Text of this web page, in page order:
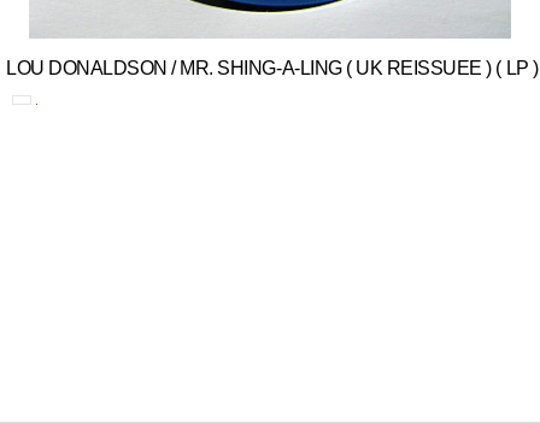
LOU DONALDSON / MR. SHING-A-LING ( UK REISSUEE ) ( LP )